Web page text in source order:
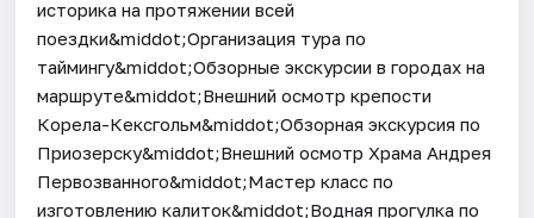
историка на протяжении всей
поездки&middot;Организация тура по
таймингу&middot;Обзорные экскурсии в городах на
маршруте&middot;Внешний осмотр крепости
Корела-Кексгольм&middot;Обзорная экскурсия по
Приозерску&middot;Внешний осмотр Храма Андрея
Первозванного&middot;Мастер класс по
изготовлению калиток&middot;Водная прогулка по